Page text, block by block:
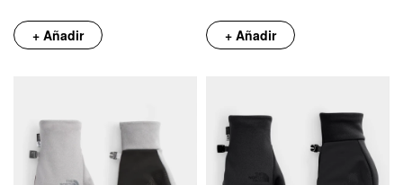
+ Añadir + Añadir